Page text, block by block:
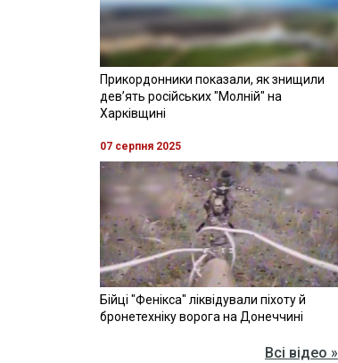
Прикордонники показали, як знищили
девʼять російських "Молній" на
Харківщині
07 серпня 2025
Бійці "Фенікса" ліквідували піхоту й
бронетехніку ворога на Донеччині
Всі відео »